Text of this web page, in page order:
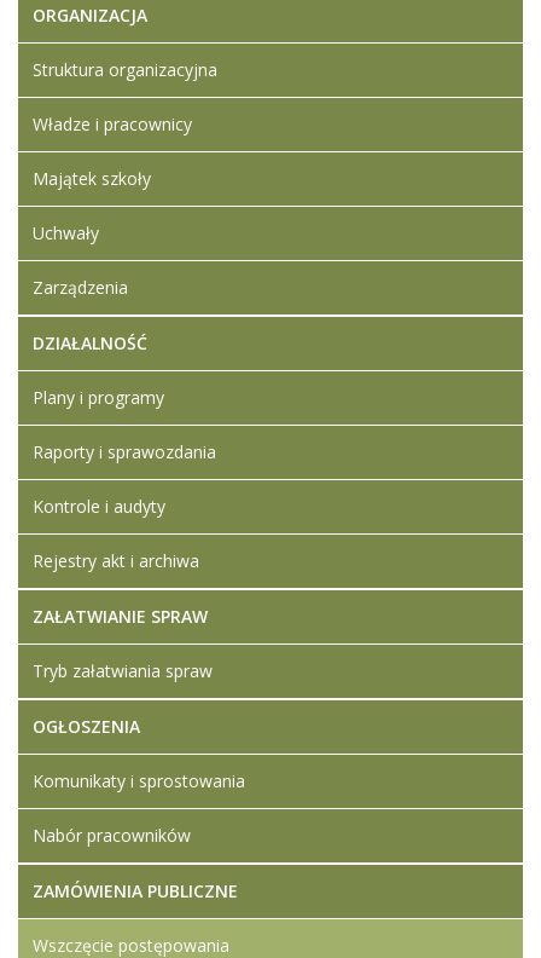
15.04.2022
ORGANIZACJA
Struktura organizacyjna
Władze i pracownicy
Majątek szkoły
Uchwały
Zarządzenia
DZIAŁALNOŚĆ
Plany i programy
Raporty i sprawozdania
Kontrole i audyty
Rejestry akt i archiwa
ZAŁATWIANIE SPRAW
Tryb załatwiania spraw
OGŁOSZENIA
Komunikaty i sprostowania
Nabór pracowników
ZAMÓWIENIA PUBLICZNE
Wszczęcie postępowania